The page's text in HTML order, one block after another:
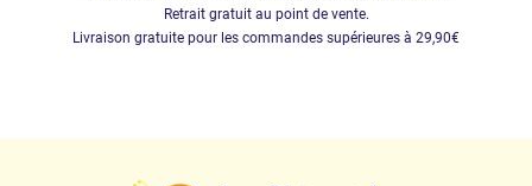
Retrait gratuit au point de vente.
Livraison gratuite pour les commandes supérieures à 29,90€